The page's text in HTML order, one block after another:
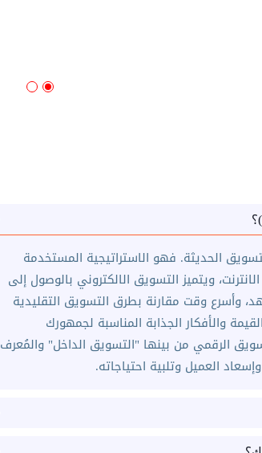
الحديثة. فهو الاستراتيجية المستخدمة
ويتميز التسويق الالكتروني بالوصول إلى
وأسرع وقت مقارنة بطرق التسويق التقليدية
والأفكار الجذابة المناسبة لجمهورك
الرقمي من بينها "التسويق الداخل" والمُعرف
العميل وتلبية احتياجاته.